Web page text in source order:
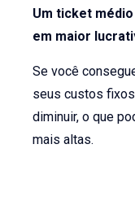
Um ticket
em maior
Se você
seus custos
diminuir, o que
mais altas.